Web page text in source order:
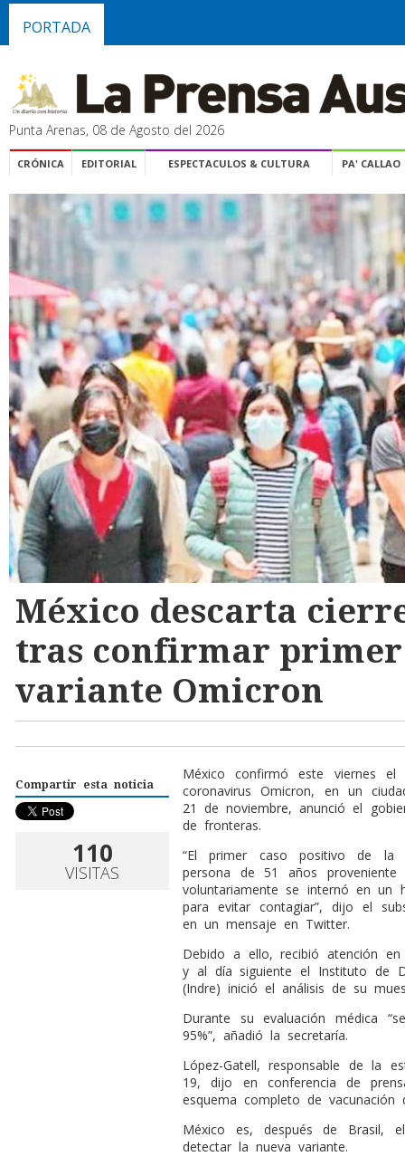
PORTADA
Punta Arenas, 08 de Agosto del 2026
CRÓNICA EDITORIAL ESPECTACULOS & CULTURA PA' CALLAO
México descarta
tras confirmar primer
variante Omicron
Compartir esta noticia
110
VISITAS
México confirmó este viernes
coronavirus Omicron, en un
21 de noviembre, anunció el
de fronteras.
“El primer caso positivo de la
persona de 51 años
voluntariamente se internó en un
para evitar contagiar”, dijo el
en un mensaje en Twitter.
Debido a ello, recibió atención
y al día siguiente el Instituto de
(Indre) inició el análisis de su
Durante su evaluación médica
95%”, añadió la secretaría.
López-Gatell, responsable de la
19, dijo en conferencia de
esquema completo de vacunación
México es, después de Brasil,
detectar la nueva variante.